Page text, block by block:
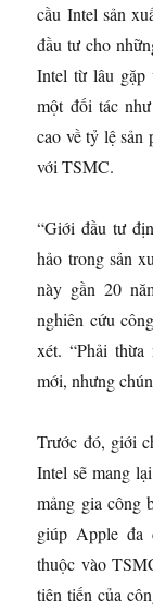
cầu Intel sản
đầu tư cho
Intel từ lâu gặp
một đối tác
cao về tỷ lệ sản
với TSMC.
“Giới đầu tư
hảo trong sản
này gần 20
nghiên cứu
xét. “Phải
mới, nhưng
Trước đó, giới
Intel sẽ mang
mảng gia công
giúp Apple đa
thuộc vào
tiên tiến của